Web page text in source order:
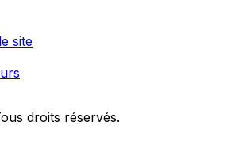
site
droits réservés.